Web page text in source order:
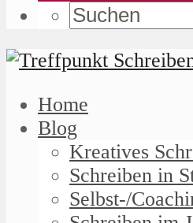
Home
Blog
Kreatives
Schreiben in
Selbst-/